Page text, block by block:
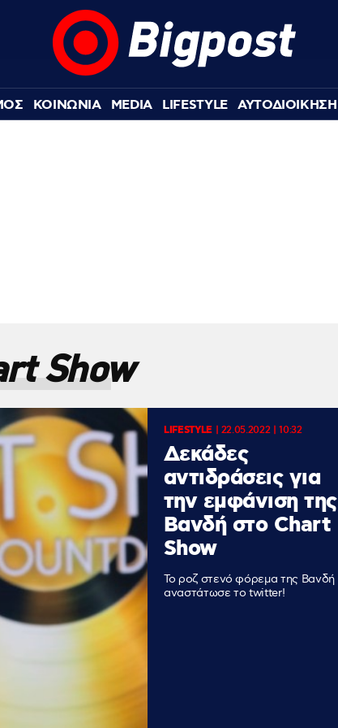
ΚΟΙΝΩΝΙΑ MEDIA LIFESTYLE ΑΥΤΟΔΙΟΙΚΗΣΗ
Show
LIFESTYLE| 22.05.2022 | 10:32
Δεκάδες
αντιδράσεις για
την εμφάνιση της
Βανδή στο Chart
Show
Το ροζ στενό φόρεμα της Βανδή
αναστάτωσε το twitter!